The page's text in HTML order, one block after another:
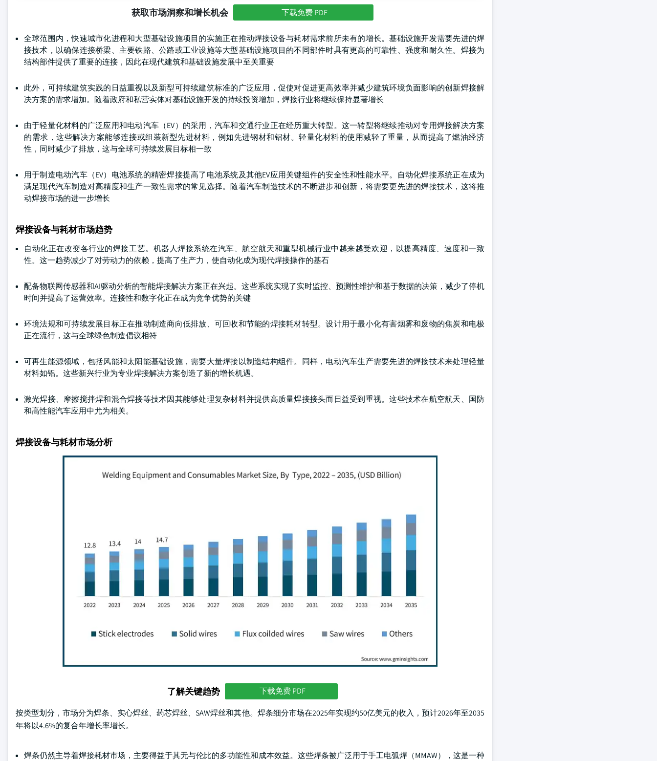
获取市场洞察和增长机会 下载免费 PDF
全球范围内，快速城市化进程和大型基础设施项目的实施正在推动焊接设备与耗材需求前所未有的增长。基础设施开发需要先进的焊
接技术，以确保连接桥梁、主要铁路、公路或工业设施等大型基础设施项目的不同部件时具有更高的可靠性、强度和耐久性。焊接为
结构部件提供了重要的连接，因此在现代建筑和基础设施发展中至关重要
此外，可持续建筑实践的日益重视以及新型可持续建筑标准的广泛应用，促使对促进更高效率并减少建筑环境负面影响的创新焊接解
决方案的需求增加。随着政府和私营实体对基础设施开发的持续投资增加，焊接行业将继续保持显著增长
由于轻量化材料的广泛应用和电动汽车（EV）的采用，汽车和交通行业正在经历重大转型。这一转型将继续推动对专用焊接解决方案
的需求，这些解决方案能够连接或组装新型先进材料，例如先进钢材和铝材。轻量化材料的使用减轻了重量，从而提高了燃油经济
性，同时减少了排放，这与全球可持续发展目标相一致
用于制造电动汽车（EV）电池系统的精密焊接提高了电池系统及其他EV应用关键组件的安全性和性能水平。自动化焊接系统正在成为
满足现代汽车制造对高精度和生产一致性需求的常见选择。随着汽车制造技术的不断进步和创新，将需要更先进的焊接技术，这将推
动焊接市场的进一步增长
焊接设备与耗材市场趋势
自动化正在改变各行业的焊接工艺。机器人焊接系统在汽车、航空航天和重型机械行业中越来越受欢迎，以提高精度、速度和一致
性。这一趋势减少了对劳动力的依赖，提高了生产力，使自动化成为现代焊接操作的基石
配备物联网传感器和AI驱动分析的智能焊接解决方案正在兴起。这些系统实现了实时监控、预测性维护和基于数据的决策，减少了停机
时间并提高了运营效率。连接性和数字化正在成为竞争优势的关键
环境法规和可持续发展目标正在推动制造商向低排放、可回收和节能的焊接耗材转型。设计用于最小化有害烟雾和废物的焦炭和电极
正在流行，这与全球绿色制造倡议相符
可再生能源领域，包括风能和太阳能基础设施，需要大量焊接以制造结构组件。同样，电动汽车生产需要先进的焊接技术来处理轻量
材料如铝。这些新兴行业为专业焊接解决方案创造了新的增长机遇。
激光焊接、摩擦搅拌焊和混合焊接等技术因其能够处理复杂材料并提供高质量焊接接头而日益受到重视。这些技术在航空航天、国防
和高性能汽车应用中尤为相关。
焊接设备与耗材市场分析
了解关键趋势 下载免费 PDF
按类型划分，市场分为焊条、实心焊丝、药芯焊丝、SAW焊丝和其他。焊条细分市场在2025年实现约50亿美元的收入，预计2026年至2035
年将以4.6%的复合年增长率增长。
焊条仍然主导着焊接耗材市场，主要得益于其无与伦比的多功能性和成本效益。这些焊条被广泛用于手工电弧焊（MMAW），这是一种